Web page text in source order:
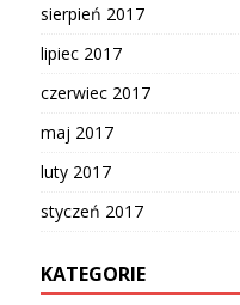
sierpień 2017
lipiec 2017
czerwiec 2017
maj 2017
luty 2017
styczeń 2017
KATEGORIE